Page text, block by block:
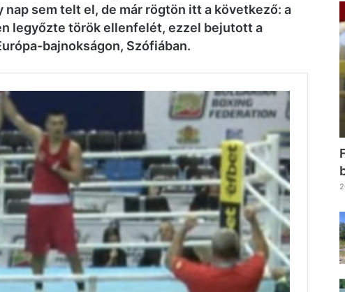
sem telt el, de már rögtön itt a következő: a
legyőzte török ellenfelét, ezzel bejutott a
bajnokságon, Szófiában.